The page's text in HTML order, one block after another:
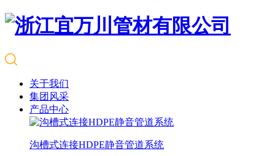
关于我们
集团风采
产品中心
沟槽式连接HDPE静音管道系统